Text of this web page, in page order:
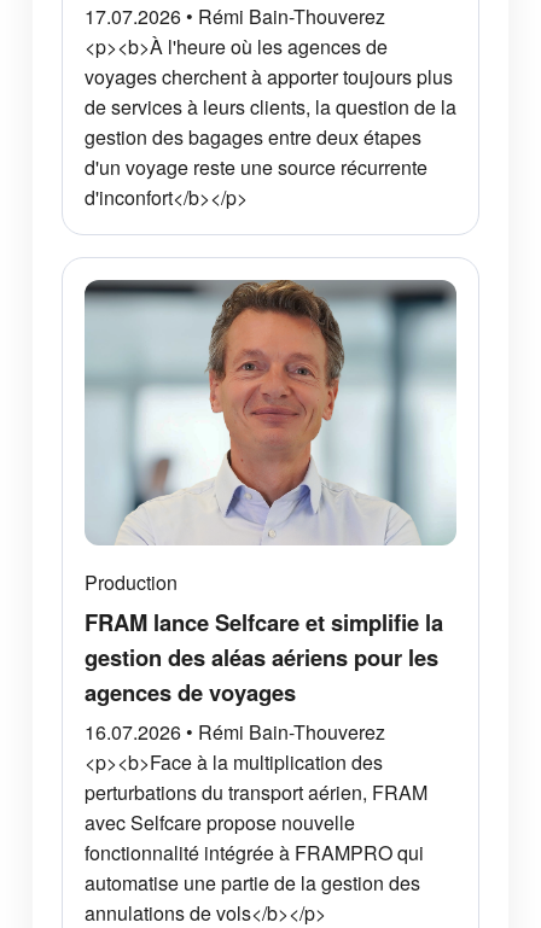
17.07.2026 • Rémi Bain-Thouverez
<p><b>À l'heure où les agences de
voyages cherchent à apporter toujours plus
de services à leurs clients, la question de la
gestion des bagages entre deux étapes
d'un voyage reste une source récurrente
d'inconfort</b></p>
Production
FRAM lance Selfcare et simplifie la
gestion des aléas aériens pour les
agences de voyages
16.07.2026 • Rémi Bain-Thouverez
<p><b>Face à la multiplication des
perturbations du transport aérien, FRAM
avec Selfcare propose nouvelle
fonctionnalité intégrée à FRAMPRO qui
automatise une partie de la gestion des
annulations de vols</b></p>